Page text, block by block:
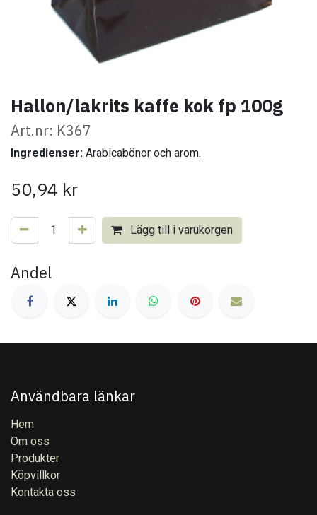
Hallon/lakrits kaffe kok fp 100g
Art.nr: K367
Ingredienser: Arabicabönor och arom.
50,94 kr
Lägg till i varukorgen
Andel
Användbara länkar
Hem
Om oss
Produkter
Köpvillkor
Kontakta oss